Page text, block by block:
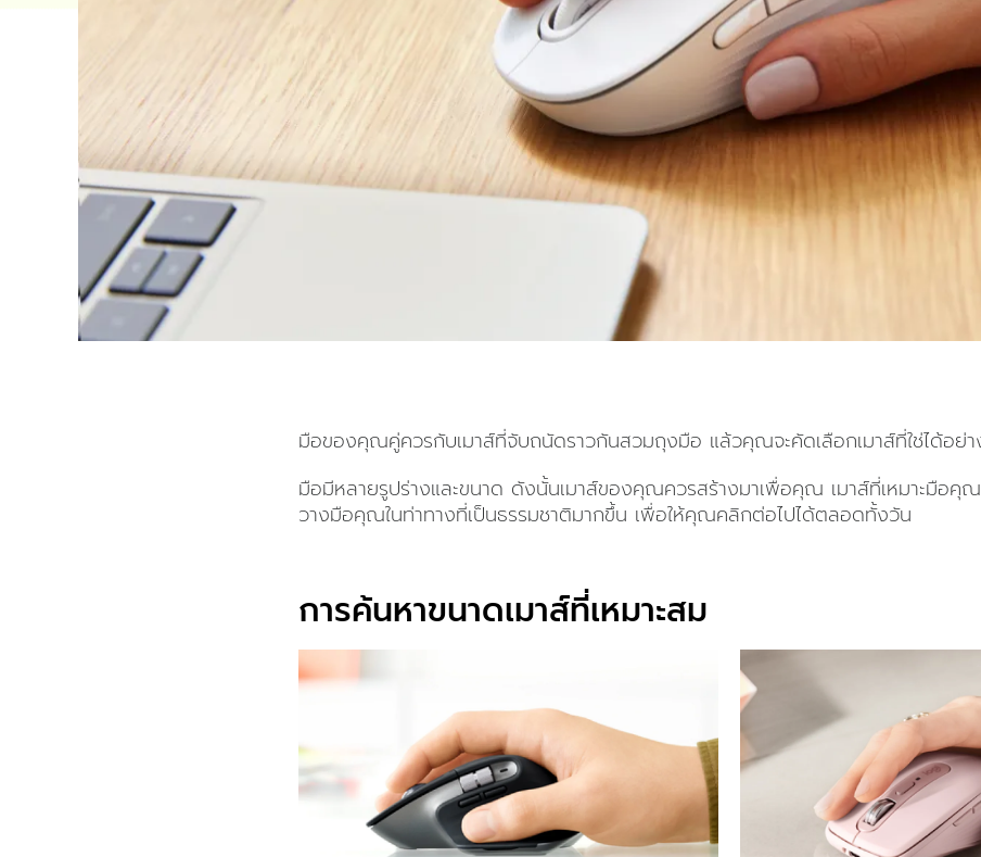
มือของคุณคู่ควรกับเมาส์ที่จับถนัดราวกันสวมถุงมือ แล้วคุณจะคัดเลือกเมาส์ที่ใช่ได้อย่า
มือมีหลายรูปร่างและขนาด ดังนั้นเมาส์ของคุณควรสร้างมาเพื่อคุณ เมาส์ที่เหมาะมือคุณ
วางมือคุณในท่าทางที่เป็นธรรมชาติมากขึ้น เพื่อให้คุณคลิกต่อไปได้ตลอดทั้งวัน
การค้นหาขนาดเมาส์ที่เหมาะสม